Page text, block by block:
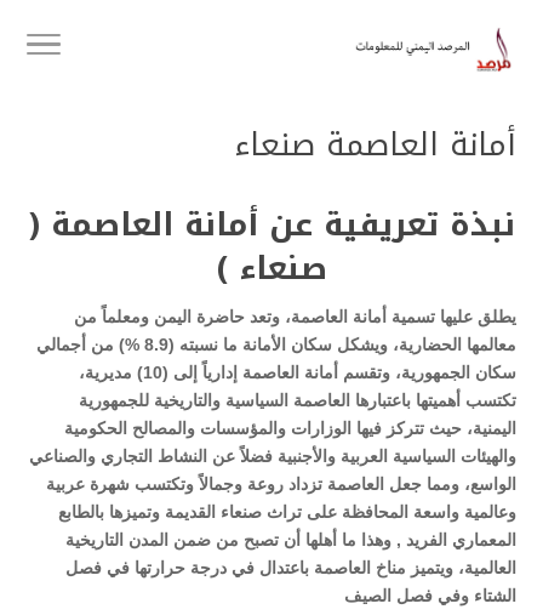
أمانة العاصمة صنعاء
نبذة تعريفية عن أمانة العاصمة (
صنعاء )
يطلق عليها تسمية أمانة العاصمة، وتعد حاضرة اليمن ومعلماً من
معالمها الحضارية، ويشكل سكان الأمانة ما نسبته (8.9 %) من أجمالي
سكان الجمهورية، وتقسم أمانة العاصمة إدارياً إلى (10) مديرية،
تكتسب أهميتها باعتبارها العاصمة السياسية والتاريخية للجمهورية
اليمنية، حيث تتركز فيها الوزارات والمؤسسات والمصالح الحكومية
والهيئات السياسية العربية والأجنبية فضلاً عن النشاط التجاري والصناعي
الواسع، ومما جعل العاصمة تزداد روعة وجمالاً وتكتسب شهرة عربية
وعالمية واسعة المحافظة على تراث صنعاء القديمة وتميزها بالطابع
المعماري الفريد , وهذا ما أهلها أن تصبح من ضمن المدن التاريخية
العالمية، ويتميز مناخ العاصمة باعتدال في درجة حرارتها في فصل
الشتاء وفي فصل الصيف